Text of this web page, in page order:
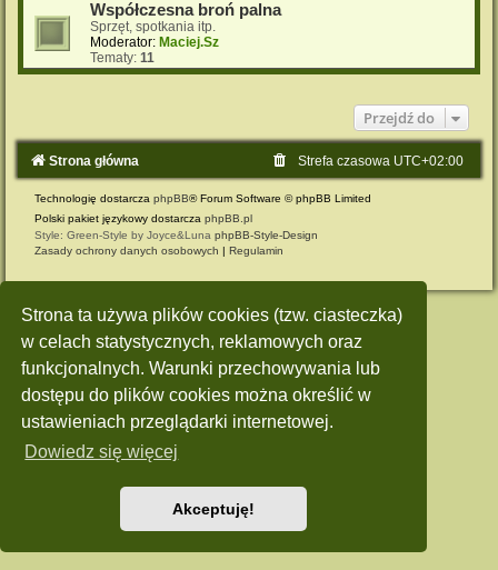
Strona ta używa plików cookies (tzw. ciasteczka)
w celach statystycznych, reklamowych oraz
funkcjonalnych. Warunki przechowywania lub
dostępu do plików cookies można określić w
ustawieniach przeglądarki internetowej.
Dowiedz się więcej
Akceptuję!
Współczesna broń palna
Sprzęt, spotkania itp.
Moderator: Maciej.Sz
Tematy: 11
Przejdź do
Strona główna Strefa czasowa UTC+02:00
Technologię dostarcza phpBB® Forum Software © phpBB Limited
Polski pakiet językowy dostarcza phpBB.pl
Style: Green-Style by Joyce&Luna phpBB-Style-Design
Zasady ochrony danych osobowych
Regulamin